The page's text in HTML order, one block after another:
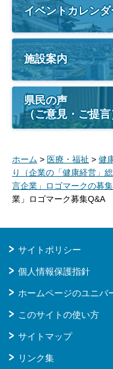
イベントカレンダ
施設案内
県民の声
（ご意見・ご提言
ホーム > 医療・福祉 > 健
り（企業の「健康経営」総
言企業」ロゴマークの募
業」ロゴマーク募集Q&A
サイトポリシー
個人情報保護指針
ホームページのユニバ
このサイトの使い方
サイトマップ
リンク集